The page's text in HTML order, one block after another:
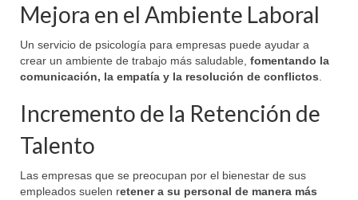
Mejora en el Ambiente Laboral
Un servicio de psicología para empresas puede ayudar a
crear un ambiente de trabajo más saludable, fomentando la
comunicación, la empatía y la resolución de conflictos
Incremento de la Retención de
Talento
Las empresas que se preocupan por el bienestar de sus
empleados suelen retener a su personal de manera más